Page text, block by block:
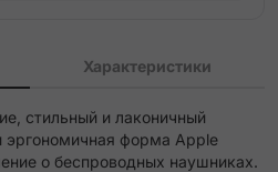
Характеристики
стильный и лаконичный
эргономичная форма Apple
о беспроводных наушниках.